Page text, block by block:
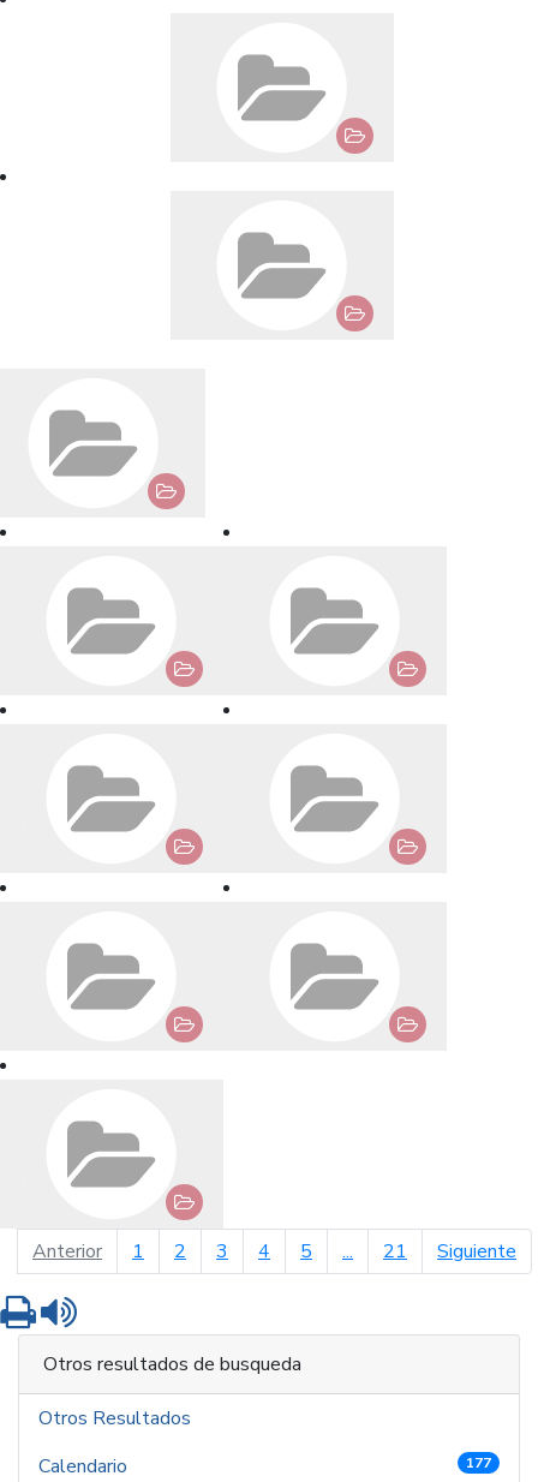
Anteriorpágina anterior
1 2 3 4 5 ... 21 Siguiente
Imprimir
Otros resultados de busqueda
Otros Resultados
Calendario
177